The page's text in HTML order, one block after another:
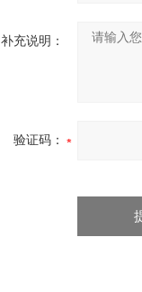
补充说明：
验证码：